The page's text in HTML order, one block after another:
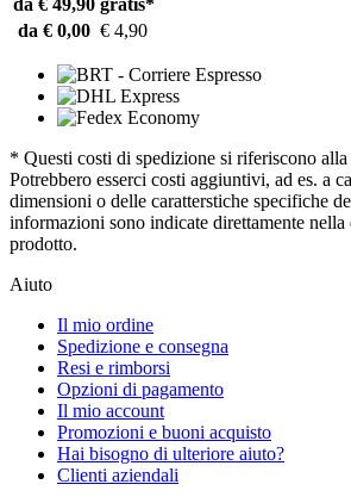
da € 49,90 gratis*
da € 0,00 € 4,90
* Questi costi di spedizione si riferiscono alla
Potrebbero esserci costi aggiuntivi, ad es. a
dimensioni o delle caratterstiche specifiche
informazioni sono indicate direttamente nella
prodotto.
Aiuto
Il mio ordine
Spedizione e consegna
Resi e rimborsi
Opzioni di pagamento
Il mio account
Promozioni e buoni acquisto
Hai bisogno di ulteriore aiuto?
Clienti aziendali